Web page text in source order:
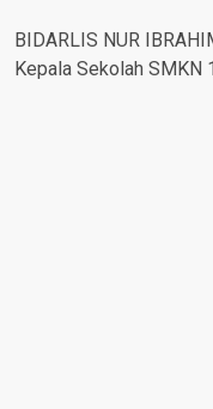
BIDARLIS NUR
Kepala Sekolah SMKN